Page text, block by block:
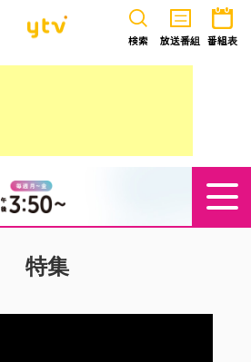
検索 放送番組 番組表
特集